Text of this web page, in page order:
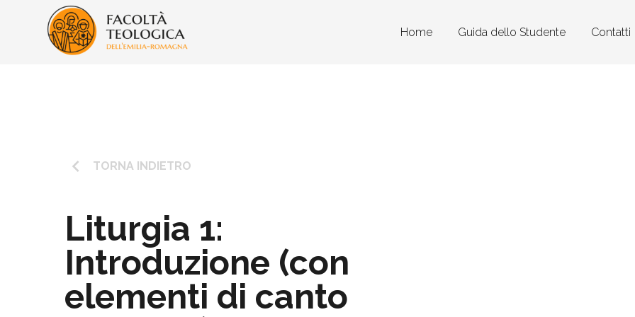
Home Guida dello Studente Contatti
keyboard_arrow_left TORNA INDIETRO
Liturgia 1:
Introduzione (con
elementi di canto